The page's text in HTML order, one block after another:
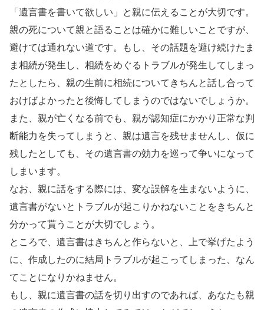
「遺言書を書いて欲しい」と親に伝えることが大切です。
親の死について親と語ることは確かに難しいことですが、
避けては通れない道です。もし、その話題を避け続けたま
ま相続が発生し、相続をめぐるトラブルが発生してしまっ
たとしたら、親の生前に相続についてきちんと話し合って
おけばよかったと後悔してしまうのではないでしょうか。
また、親が亡くなる前でも、親が認知症にかかり正常な判
断能力を失ってしまうと、親は遺言を残せませんし、仮に
残したとしても、その遺言書の効力を巡って争いになって
しまいます。
なお、親に話をする際には、変な誤解を生まないように、
遺言書がないとトラブルが起こりかねないことをきちんと
分かって貰うことが大切でしょう。
ところで、遺言書はきちんと作らないと、上で挙げたよう
に、作成したのに結局トラブルが起こってしまった、なん
てことになりかねません。
もし、親に遺言書の話を切り出すのであれば、あなたも親